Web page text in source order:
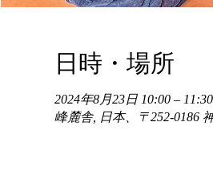
日時・場所
2024年8月23日 10:00 –
峰麓舎, 日本、〒252-0186